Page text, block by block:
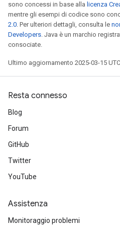
sono concessi in base alla licenza
mentre gli esempi di codice sono
2.0. Per ulteriori dettagli, consulta le
Developers. Java è un marchio
consociate.
Ultimo aggiornamento 2025-03-15
Resta connesso
Blog
Forum
GitHub
Twitter
YouTube
Assistenza
Monitoraggio problemi